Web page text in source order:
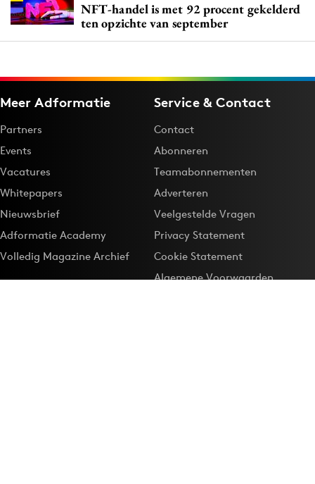
NFT-handel is met 92 procent gekelderd
ten opzichte van september
Meer Adformatie
Partners
Events
Vacatures
Whitepapers
Nieuwsbrief
Adformatie Academy
Volledig Magazine Archief
Service & Contact
Contact
Abonneren
Teamabonnementen
Adverteren
Veelgestelde Vragen
Privacy Statement
Cookie Statement
Algemene Voorwaarden